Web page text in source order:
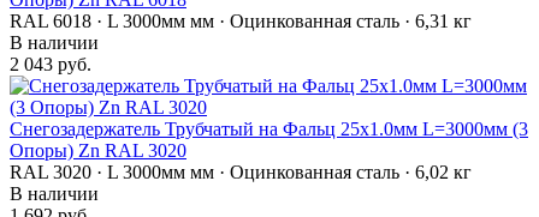
RAL 6018 · L 3000мм мм · Оцинкованная сталь · 6,31 кг
В наличии
2 043 руб.
Снегозадержатель Трубчатый на Фальц 25х1.0мм L=3000мм (3
Опоры) Zn RAL 3020
RAL 3020 · L 3000мм мм · Оцинкованная сталь · 6,02 кг
В наличии